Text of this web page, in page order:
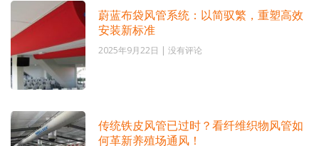
蔚蓝布袋风管系统：以简驭繁，重塑高效
安装新标准
2025年9月22日
没有评论
传统铁皮风管已过时？看纤维织物风管如
何革新养殖场通风！